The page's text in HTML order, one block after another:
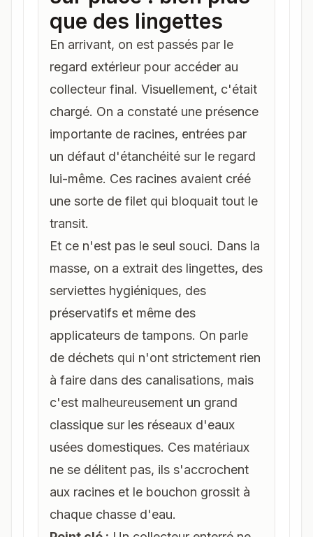
que des lingettes
En arrivant, on est passés par le
regard extérieur pour accéder au
collecteur final. Visuellement, c'était
chargé. On a constaté une présence
importante de racines, entrées par
un défaut d'étanchéité sur le regard
lui-même. Ces racines avaient créé
une sorte de filet qui bloquait tout le
transit.
Et ce n'est pas le seul souci. Dans la
masse, on a extrait des lingettes, des
serviettes hygiéniques, des
préservatifs et même des
applicateurs de tampons. On parle
de déchets qui n'ont strictement rien
à faire dans des canalisations, mais
c'est malheureusement un grand
classique sur les réseaux d'eaux
usées domestiques. Ces matériaux
ne se délitent pas, ils s'accrochent
aux racines et le bouchon grossit à
chaque chasse d'eau.